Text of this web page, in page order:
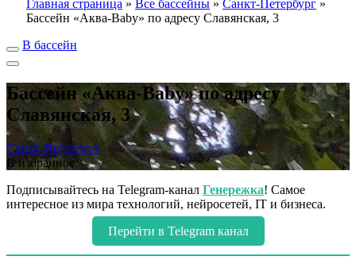
Главная страница » Все бассейны » Санкт-Петербург »
Бассейн «Аква-Baby» по адресу Славянская, 3
В бассейн
Бассейн «Аква-Baby» по адресу
Славянская, 3
Санкт-Петербург
В избранное
Подписывайтесь на Telegram-канал Генережка! Самое
интересное из мира технологий, нейросетей, IT и бизнеса.
Перейти в Telegram канал